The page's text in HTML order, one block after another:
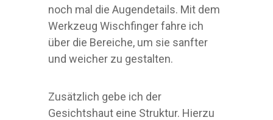
noch mal die Augendetails. Mit dem
Werkzeug Wischfinger fahre ich
über die Bereiche, um sie sanfter
und weicher zu gestalten.
Zusätzlich gebe ich der
Gesichtshaut eine Struktur. Hierzu